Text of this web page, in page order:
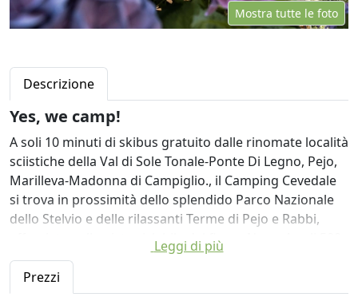
Mostra tutte le foto
Descrizione
Yes, we camp!
A soli 10 minuti di skibus gratuito dalle rinomate località
sciistiche della Val di Sole Tonale-Ponte Di Legno, Pejo,
Marilleva-Madonna di Campiglio., il Camping Cevedale
si trova in prossimità dello splendido Parco Nazionale
dello Stelvio e delle rilassanti Terme di Pejo e Rabbi,
affacciato sulla pista ciclabile del fiume Noce. A soli 500
metri, il paese di Ossana offre un fornito market, una
comoda tabaccheria, l’efficiente ufficio postale, lo
Leggi di più
Prezzi